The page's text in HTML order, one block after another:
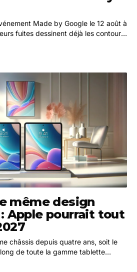
Made by Google le 12 août à
fuites dessinent déjà les contours
prix significatives.
même design
Apple pourrait tout
châssis depuis quatre ans, soit le
de toute la gamme tablette